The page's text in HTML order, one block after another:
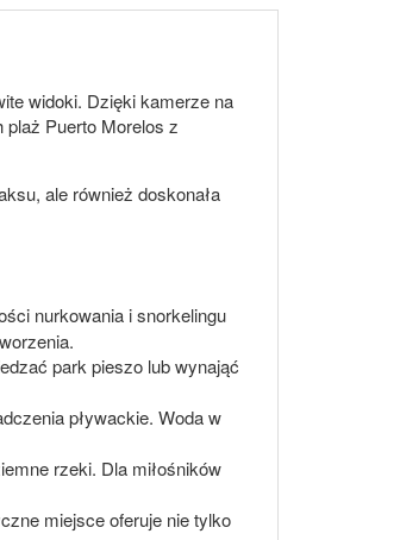
widoki. Dzięki kamerze na
Puerto Morelos z
ale również doskonała
nurkowania i snorkelingu
park pieszo lub wynająć
pływackie. Woda w
rzeki. Dla miłośników
miejsce oferuje nie tylko